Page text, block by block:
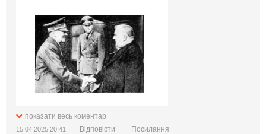
показати весь коментар
15.04.2025 20:41 Відповісти Посилання